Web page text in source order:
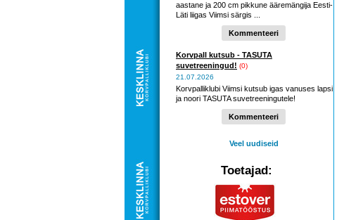
aastane ja 200 cm pikkune ääremängija Eesti-
Läti liigas Viimsi särgis ...
Kommenteeri
Korvpall kutsub - TASUTA
suvetreeningud! (0)
21.07.2026
Korvpalliklubi Viimsi kutsub igas vanuses lapsi
ja noori TASUTA suvetreeningutele!
Kommenteeri
Veel uudiseid
Toetajad: